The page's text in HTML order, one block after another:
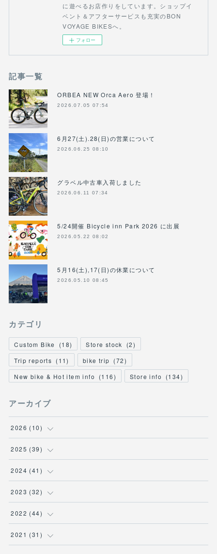
に遊べるお店作りをしています。ショップイ
ベント＆アフターサービスも充実のBON
VOYAGE BIKESへ。
フォロー
記事一覧
ORBEA NEW Orca Aero 登場！
2026.07.05 07:54
6月27(土).28(日)の営業について
2026.06.25 08:10
グラベル中古車入荷しました
2026.06.11 07:34
5/24開催 Bicycle inn Park 2026 に出展
2026.05.22 08:02
5月16(土),17(日)の休業について
2026.05.10 08:45
カテゴリ
Custom Bike (18) Store stock (2)
Trip reports (11) bike trip (72)
New bike & Hot item info
(116) Store info (134)
アーカイブ
2026 (10)
(1)
( 2 )
(3)
( 2 )
2025 (39)
(2 )
(2)
( 2 )
( 2 )
2024 (41 )
(6)
( 4 )
(5 )
2023 (32)
(2)
(1 )
2022 (44)
(3 )
2021 (31 )